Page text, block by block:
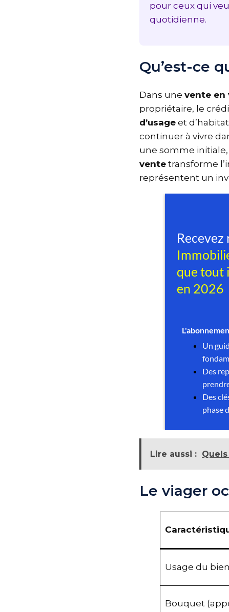
pour ceux qui
quotidienne.
Qu’est-ce
Dans unevente
propriétaire, le
d’usageet
continuer à vivre
une somme
ventetransforme
représentent un
Lire aussi :
Le viager
Usage du bien
Bouquet